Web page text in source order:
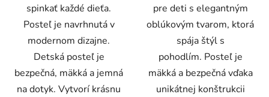
spinkať každé dieťa.
Posteľ je navrhnutá v
modernom dizajne.
Detská posteľ je
bezpečná, mäkká a jemná
na dotyk. Vytvorí krásnu
pre deti s elegantným
oblúkovým tvarom, ktorá
spája štýl s
pohodlím. Posteľ je
mäkká a bezpečná vďaka
unikátnej konštrukcii